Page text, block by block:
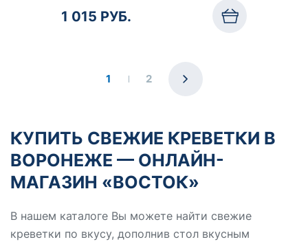
1 015 РУБ.
1 2
КУПИТЬ СВЕЖИЕ КРЕВЕТКИ В
ВОРОНЕЖЕ — ОНЛАЙН-
МАГАЗИН «ВОСТОК»
В нашем каталоге Вы можете найти свежие
креветки по вкусу, дополнив стол вкусным